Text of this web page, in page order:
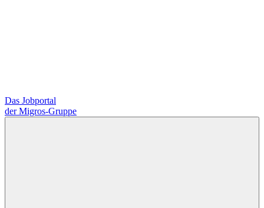
Das Jobportal
der Migros-Gruppe